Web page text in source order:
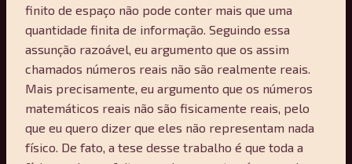
finito de espaço não pode conter mais que uma
quantidade finita de informação. Seguindo essa
assunção razoável, eu argumento que os assim
chamados números reais não são realmente reais.
Mais precisamente, eu argumento que os números
matemáticos reais não são fisicamente reais, pelo
que eu quero dizer que eles não representam nada
físico. De fato, a tese desse trabalho é que toda a